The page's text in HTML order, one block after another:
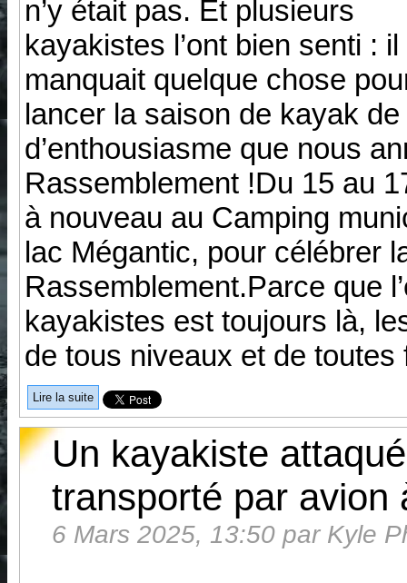
n’y était pas. Et plusieurs
kayakistes l’ont bien senti : il
manquait quelque chose
lancer la saison de kayak
d’enthousiasme que nous
Rassemblement !Du 15 au
à nouveau au Camping
lac Mégantic, pour célébrer
Rassemblement.Parce que
kayakistes est toujours là,
de tous niveaux et de
Lire la suite
Un kayakiste
transporté par avion
6 Mars 2025, 13:50 par Kyle